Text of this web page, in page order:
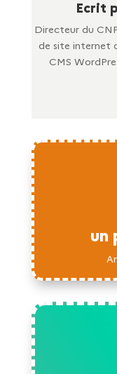
Ecrit
Directeur du
de site internet
CMS
un